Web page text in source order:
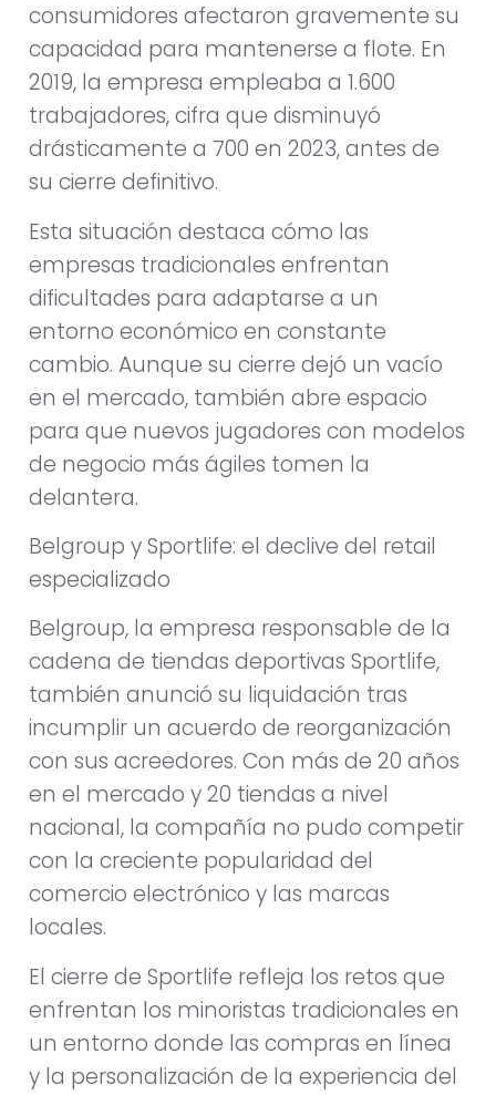
consumidores afectaron gravemente su
capacidad para mantenerse a flote. En
2019, la empresa empleaba a 1.600
trabajadores, cifra que disminuyó
drásticamente a 700 en 2023, antes de
su cierre definitivo.
Esta situación destaca cómo las
empresas tradicionales enfrentan
dificultades para adaptarse a un
entorno económico en constante
cambio. Aunque su cierre dejó un vacío
en el mercado, también abre espacio
para que nuevos jugadores con modelos
de negocio más ágiles tomen la
delantera.
Belgroup y Sportlife: el declive del retail
especializado
Belgroup, la empresa responsable de la
cadena de tiendas deportivas Sportlife,
también anunció su liquidación tras
incumplir un acuerdo de reorganización
con sus acreedores. Con más de 20 años
en el mercado y 20 tiendas a nivel
nacional, la compañía no pudo competir
con la creciente popularidad del
comercio electrónico y las marcas
locales.
El cierre de Sportlife refleja los retos que
enfrentan los minoristas tradicionales en
un entorno donde las compras en línea
y la personalización de la experiencia del